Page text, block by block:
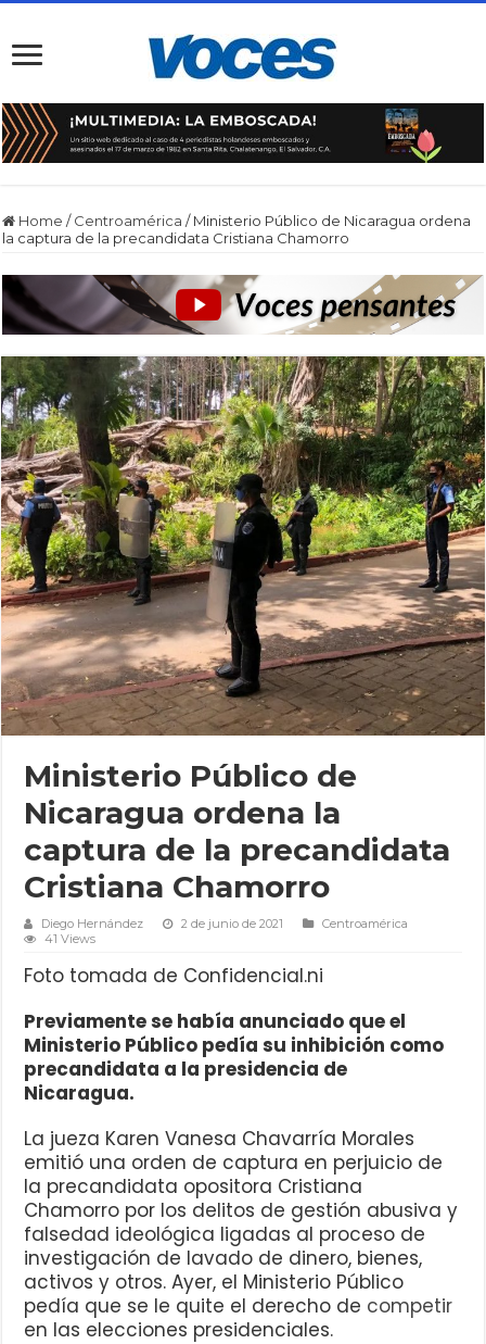
Home / Centroamérica / Ministerio Público de Nicaragua ordena
la captura de la precandidata Cristiana Chamorro
Ministerio Público de
Nicaragua ordena la
captura de la precandidata
Cristiana Chamorro
Diego Hernández 2 de junio de 2021
Centroamérica
41 Views
Foto tomada de Confidencial.ni
Previamente se había anunciado que el
Ministerio Público pedía su inhibición como
precandidata a la presidencia de
Nicaragua.
La jueza Karen Vanesa Chavarría Morales
emitió una orden de captura en perjuicio de
la precandidata opositora Cristiana
Chamorro por los delitos de gestión abusiva y
falsedad ideológica ligadas al proceso de
investigación de lavado de dinero, bienes,
activos y otros. Ayer, el Ministerio Público
pedía que se le quite el derecho de competir
en las elecciones presidenciales.